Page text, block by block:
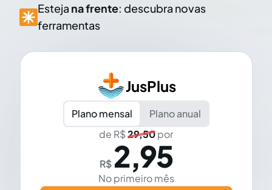
Esteja na frente: descubra novas
ferramentas
JusPlus
Plano mensal
Plano anual
de R$29,50por
R$ 2,95
No primeiro mês